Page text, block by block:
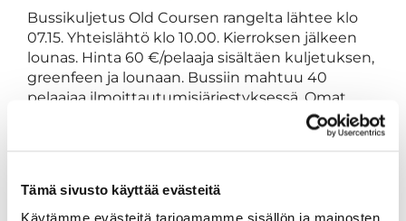
Tämä sivusto käyttää evästeitä
Käytämme evästeitä tarjoamamme sisällön ja mainosten
Bussikuljetus Old Coursen rangelta lähtee klo
07.15. Yhteislähtö klo 10.00. Kierroksen jälkeen
lounas. Hinta 60 €/pelaaja sisältäen kuljetuksen,
greenfeen ja lounaan. Bussiin mahtuu 40
pelaajaa ilmoittautumisjärjestyksessä. Omat
Ilmoittautumiset kilpailukalenterin kautta